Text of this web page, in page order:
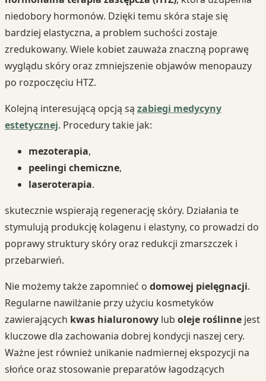
niedobory hormonów. Dzięki temu skóra staje się
bardziej elastyczna, a problem suchości zostaje
zredukowany. Wiele kobiet zauważa znaczną poprawę
wyglądu skóry oraz zmniejszenie objawów menopauzy
po rozpoczęciu HTZ.
Kolejną interesującą opcją są zabiegi medycyny
estetycznej. Procedury takie jak:
mezoterapia,
peelingi chemiczne,
laseroterapia.
skutecznie wspierają regenerację skóry. Działania te
stymulują produkcję kolagenu i elastyny, co prowadzi do
poprawy struktury skóry oraz redukcji zmarszczek i
przebarwień.
Nie możemy także zapomnieć o domowej pielęgnacji.
Regularne nawilżanie przy użyciu kosmetyków
zawierających kwas hialuronowy lub oleje roślinne jest
kluczowe dla zachowania dobrej kondycji naszej cery.
Ważne jest również unikanie nadmiernej ekspozycji na
słońce oraz stosowanie preparatów łagodzących